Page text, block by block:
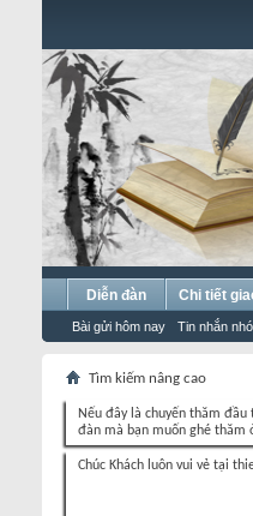
Diễn đàn Chi tiết
Bài gửi hôm nay Tin nhắn
Tìm kiếm nâng cao
Nếu đây là chuyến thăm đầu
đàn mà bạn muốn ghé thăm
Chúc Khách luôn vui vẻ tại